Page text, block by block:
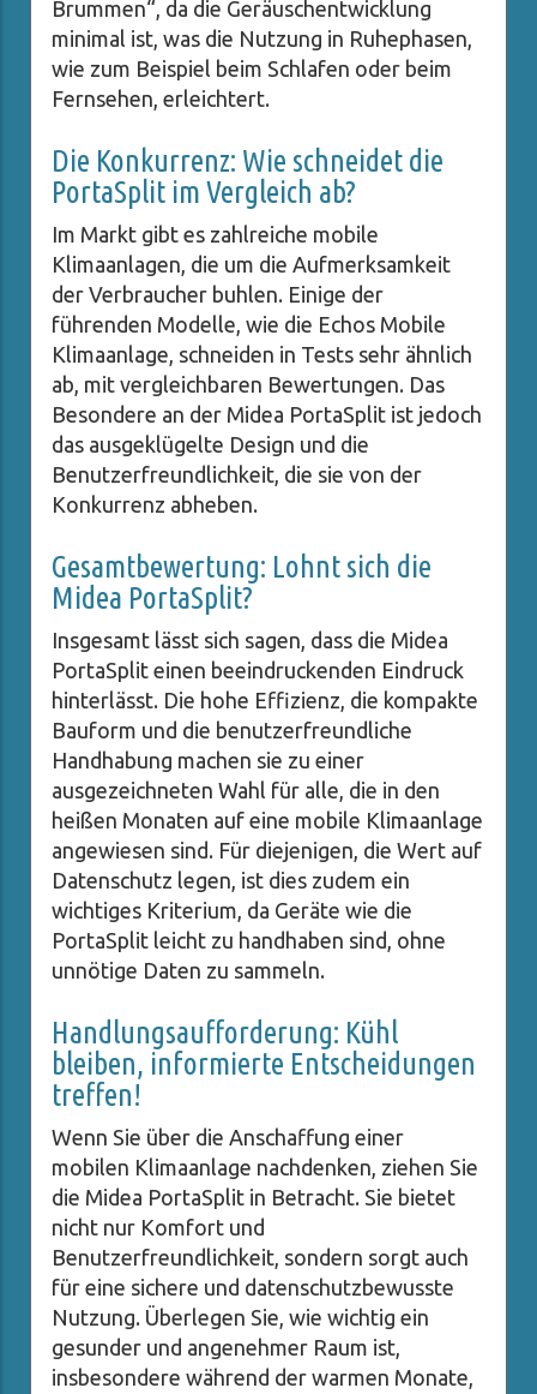
Brummen“, da die Geräuschentwicklung
minimal ist, was die Nutzung in Ruhephasen,
wie zum Beispiel beim Schlafen oder beim
Fernsehen, erleichtert.
Die Konkurrenz: Wie schneidet die
PortaSplit im Vergleich ab?
Im Markt gibt es zahlreiche mobile
Klimaanlagen, die um die Aufmerksamkeit
der Verbraucher buhlen. Einige der
führenden Modelle, wie die Echos Mobile
Klimaanlage, schneiden in Tests sehr ähnlich
ab, mit vergleichbaren Bewertungen. Das
Besondere an der Midea PortaSplit ist jedoch
das ausgeklügelte Design und die
Benutzerfreundlichkeit, die sie von der
Konkurrenz abheben.
Gesamtbewertung: Lohnt sich die
Midea PortaSplit?
Insgesamt lässt sich sagen, dass die Midea
PortaSplit einen beeindruckenden Eindruck
hinterlässt. Die hohe Effizienz, die kompakte
Bauform und die benutzerfreundliche
Handhabung machen sie zu einer
ausgezeichneten Wahl für alle, die in den
heißen Monaten auf eine mobile Klimaanlage
angewiesen sind. Für diejenigen, die Wert auf
Datenschutz legen, ist dies zudem ein
wichtiges Kriterium, da Geräte wie die
PortaSplit leicht zu handhaben sind, ohne
unnötige Daten zu sammeln.
Handlungsaufforderung: Kühl
bleiben, informierte Entscheidungen
treffen!
Wenn Sie über die Anschaffung einer
mobilen Klimaanlage nachdenken, ziehen Sie
die Midea PortaSplit in Betracht. Sie bietet
nicht nur Komfort und
Benutzerfreundlichkeit, sondern sorgt auch
für eine sichere und datenschutzbewusste
Nutzung. Überlegen Sie, wie wichtig ein
gesunder und angenehmer Raum ist,
insbesondere während der warmen Monate,